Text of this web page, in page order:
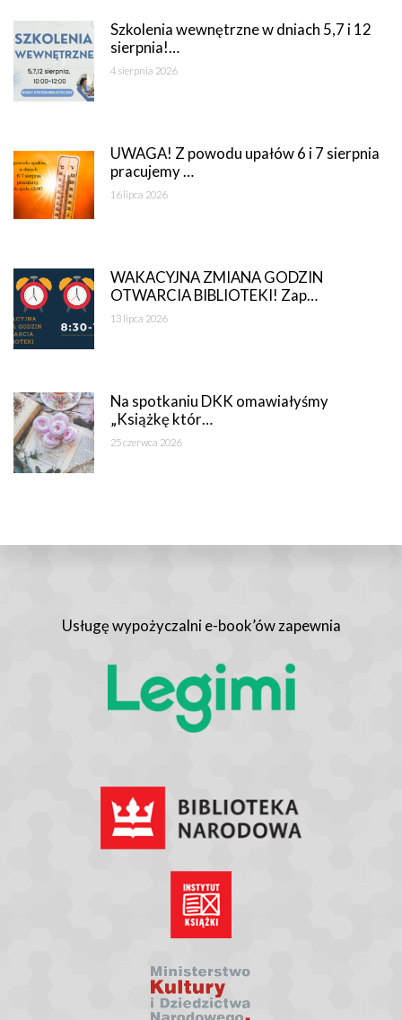
Szkolenia wewnętrzne w dniach 5,7 i 12
sierpnia!…
4 sierpnia 2026
UWAGA! Z powodu upałów 6 i 7 sierpnia
pracujemy …
16 lipca 2026
WAKACYJNA ZMIANA GODZIN
OTWARCIA BIBLIOTEKI! Zap…
13 lipca 2026
Na spotkaniu DKK omawiałyśmy
„Książkę któr…
25 czerwca 2026
Usługę wypożyczalni e-book’ów zapewnia